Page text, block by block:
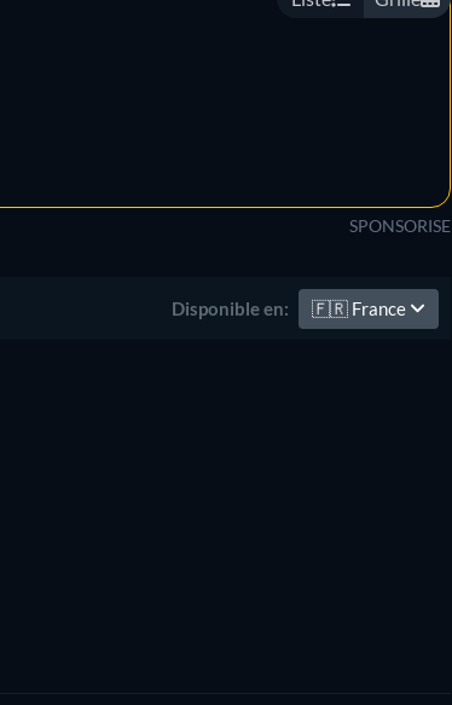
SPONSORISE
Disponible en: 🇫🇷 France